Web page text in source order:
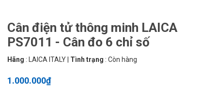
Cân điện tử thông minh LAICA
PS7011 - Cân đo 6 chỉ số
Hãng : LAICA ITALY Tình trạng : Còn hàng
1.000.000₫